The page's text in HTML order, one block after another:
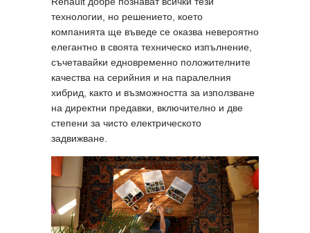
технологии, но решението, което
компанията ще въведе се оказва невероятно
елегантно в своята техническо изпълнение,
съчетавайки едновременно положителните
качества на серийния и на паралелния
хибрид, както и възможността за използване
на директни предавки, включително и две
степени за чисто електрическото
задвижване.